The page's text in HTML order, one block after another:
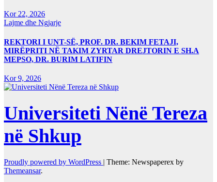
Kor 22, 2026
Lajme dhe Ngjarje
REKTORI I UNT-SË, PROF. DR. BEKIM FETAJI,
MIRËPRITI NË TAKIM ZYRTAR DREJTORIN E SH.A
MEPSO, DR. BURIM LATIFIN
Kor 9, 2026
Universiteti Nënë Tereza
në Shkup
Proudly powered by WordPress | Theme: Newspaperex by
Themeansar.